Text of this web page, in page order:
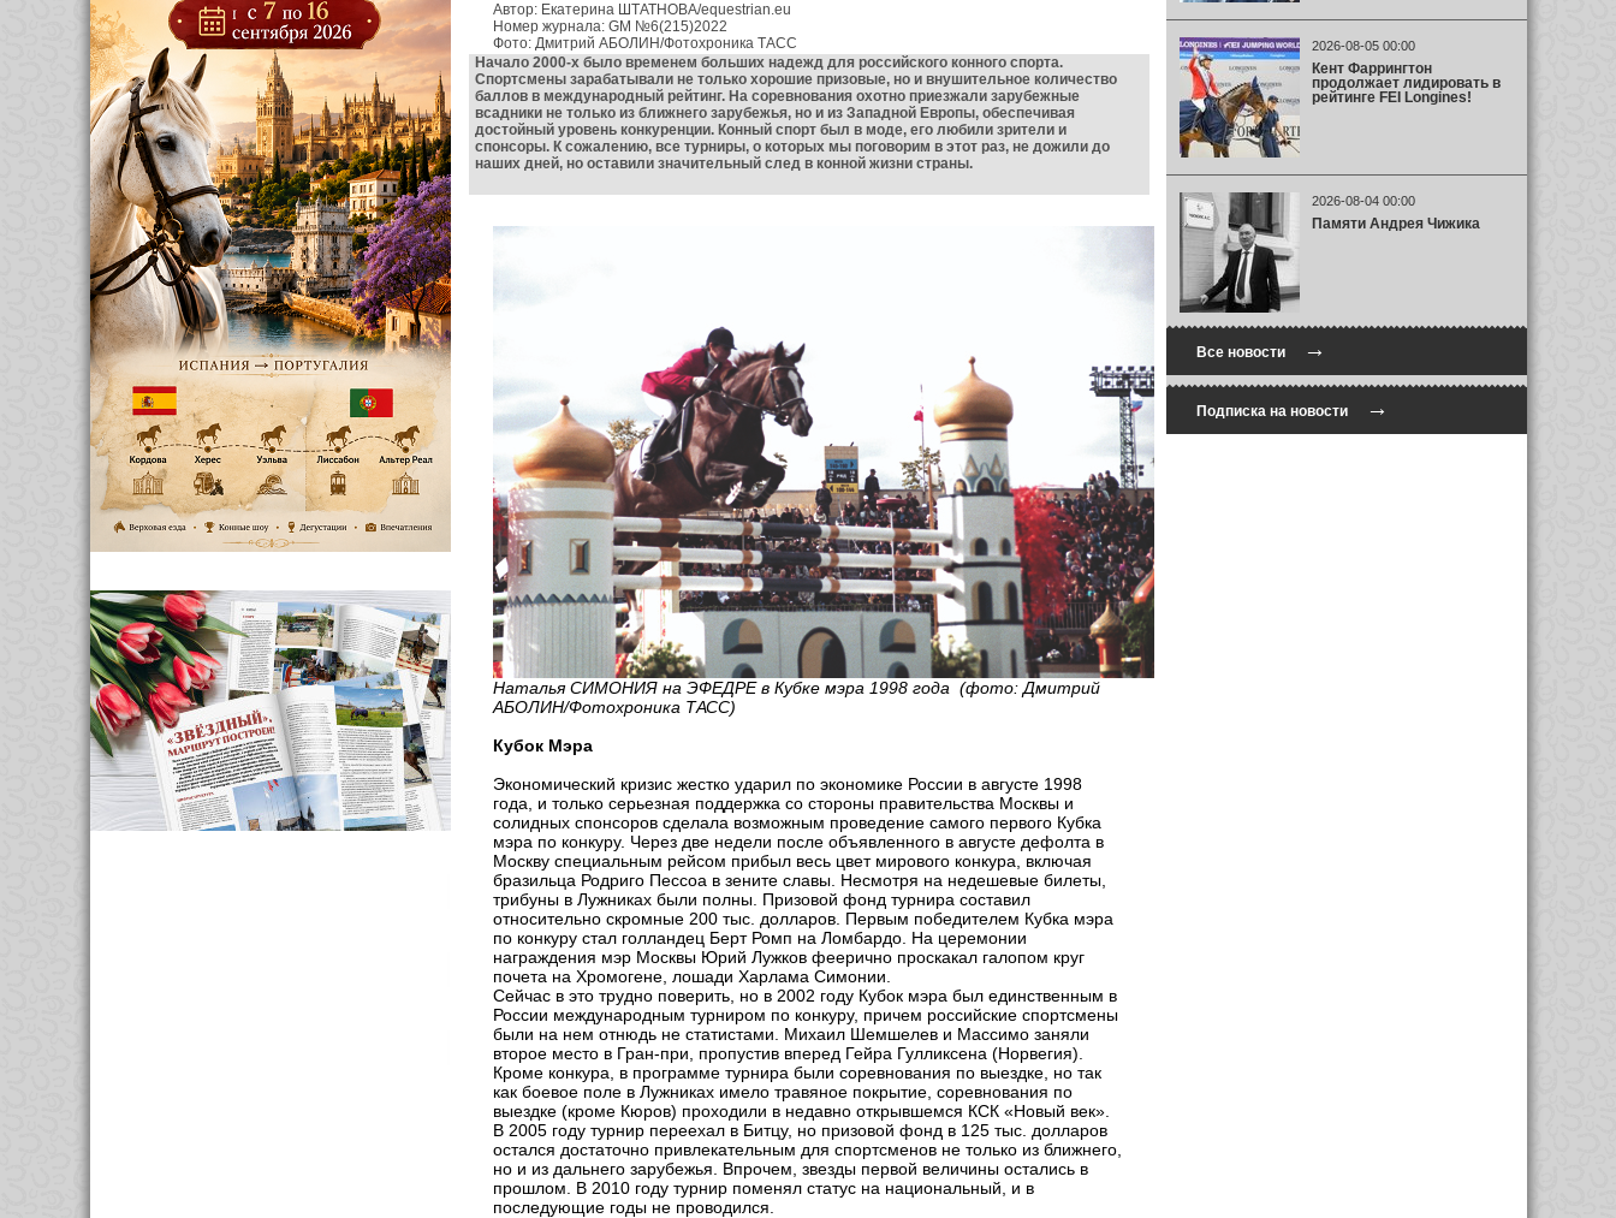
Автор: Екатерина ШТАТНОВА/equestrian.eu
Номер журнала: GM №6(215)2022
Фото: Дмитрий АБОЛИН/Фотохроника ТАСС
Начало 2000‑х было временем больших надежд для российского конного спорта.
Спортсмены зарабатывали не только хорошие призовые, но и внушительное количество
баллов в международный рейтинг. На соревнования охотно приезжали зарубежные
всадники не только из ближнего зарубежья, но и из Западной Европы, обеспечивая
достойный уровень конкуренции. Конный спорт был в моде, его любили зрители и
спонсоры. К сожалению, все турниры, о которых мы поговорим в этот раз, не дожили до
наших дней, но оставили значительный след в конной жизни страны.
Наталья СИМОНИЯ на ЭФЕДРЕ в Кубке мэра 1998 года (фото: Дмитрий
АБОЛИН/Фотохроника ТАСС)
Кубок Мэра
Экономический кризис жестко ударил по экономике России в августе 1998
года, и только серьезная поддержка со стороны правительства Москвы и
солидных спонсоров сделала возможным проведение самого первого Кубка
мэра по конкуру. Через две недели после объявленного в августе дефолта в
Москву специальным рейсом прибыл весь цвет мирового конкура, включая
бразильца Родриго Пессоа в зените славы. Несмотря на недешевые билеты,
трибуны в Лужниках были полны. Призовой фонд турнира составил
относительно скромные 200 тыс. долларов. Первым победителем Кубка мэра
по конкуру стал голландец Берт Ромп на Ломбардо. На церемонии
награждения мэр Москвы Юрий Лужков феерично проскакал галопом круг
почета на Хромогене, лошади Харлама Симонии.
Сейчас в это трудно поверить, но в 2002 году Кубок мэра был единственным в
России международным турниром по конкуру, причем российские спортсмены
были на нем отнюдь не статистами. Михаил Шемшелев и Массимо заняли
второе место в Гран-при, пропустив вперед Гейра Гулликсена (Норвегия).
Кроме конкура, в программе турнира были соревнования по выездке, но так
как боевое поле в Лужниках имело травяное покрытие, соревнования по
выездке (кроме Кюров) проходили в недавно открывшемся КСК «Новый век».
В 2005 году турнир переехал в Битцу, но призовой фонд в 125 тыс. долларов
остался достаточно привлекательным для спортсменов не только из ближнего,
но и из дальнего зарубежья. Впрочем, звезды первой величины остались в
прошлом. В 2010 году турнир поменял статус на национальный, и в
последующие годы не проводился.
2026-08-05 00:00
Кент Фаррингтон
продолжает лидировать в
рейтинге FEI Longines!
2026-08-04 00:00
Памяти Андрея Чижика
Все новости→
Подписка на новости→